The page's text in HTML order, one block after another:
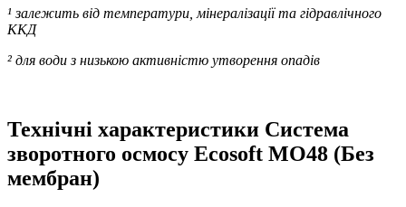
¹ залежить від температури, мінералізації та гідравлічного
ККД
² для води з низькою активністю утворення опадів
Технічні характеристики Система
зворотного осмосу Ecosoft MO48 (Без
мембран)